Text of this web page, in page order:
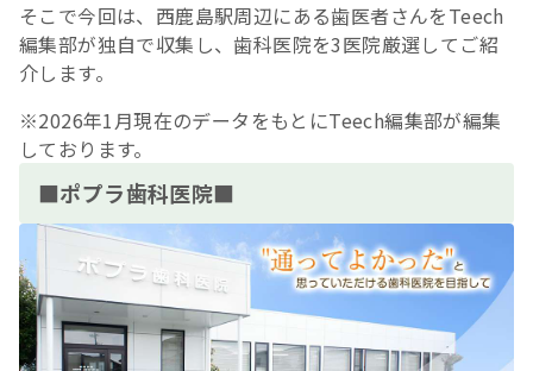
そこで今回は、西鹿島駅周辺にある歯医者さんをTeech
編集部が独自で収集し、歯科医院を3医院厳選してご紹
介します。
※2026年1月現在のデータをもとにTeech編集部が編集
しております。
■ポプラ歯科医院■